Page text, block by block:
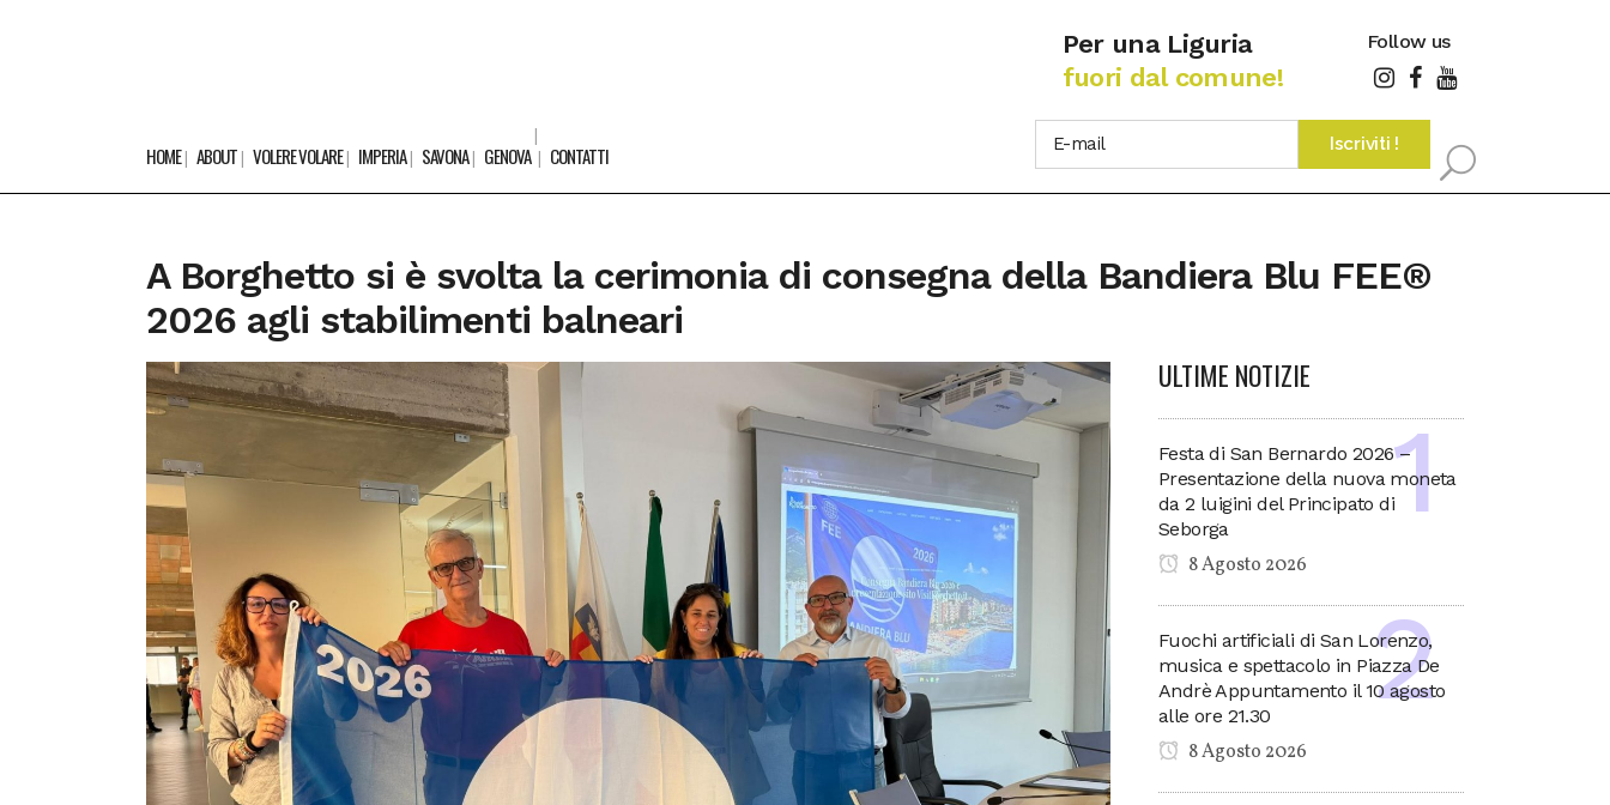
Per una Liguria
fuori dal comune!
Follow us
HOME ABOUT VOLERE VOLARE IMPERIA SAVONA GENOVA CONTATTI
A Borghetto si è svolta la cerimonia di consegna della Bandiera Blu FEE®
2026 agli stabilimenti balneari
ULTIME NOTIZIE
Festa di San Bernardo 2026 –
Presentazione della nuova moneta
da 2 luigini del Principato di
Seborga
8 Agosto 2026
Fuochi artificiali di San Lorenzo,
musica e spettacolo in Piazza De
Andrè Appuntamento il 10 agosto
alle ore 21.30
8 Agosto 2026